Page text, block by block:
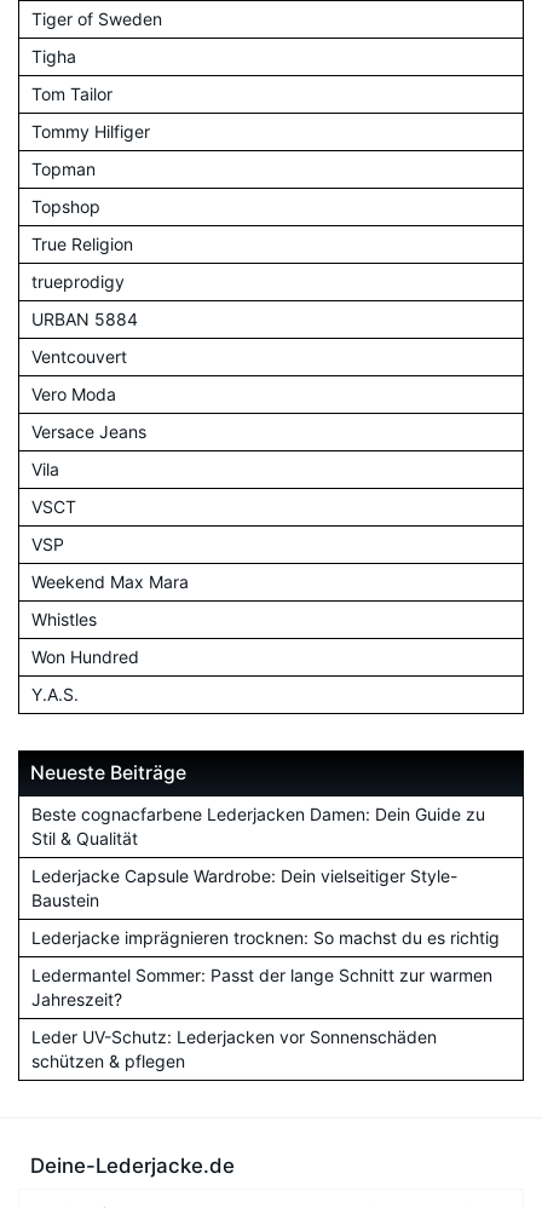
Tiger of Sweden
Tigha
Tom Tailor
Tommy Hilfiger
Topman
Topshop
True Religion
trueprodigy
URBAN 5884
Ventcouvert
Vero Moda
Versace Jeans
Vila
VSCT
VSP
Weekend Max Mara
Whistles
Won Hundred
Y.A.S.
Neueste Beiträge
Beste cognacfarbene Lederjacken Damen: Dein Guide zu
Stil & Qualität
Lederjacke Capsule Wardrobe: Dein vielseitiger Style-
Baustein
Lederjacke imprägnieren trocknen: So machst du es richtig
Ledermantel Sommer: Passt der lange Schnitt zur warmen
Jahreszeit?
Leder UV-Schutz: Lederjacken vor Sonnenschäden
schützen & pflegen
Deine-Lederjacke.de